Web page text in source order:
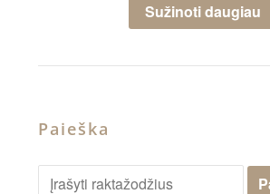
Sužinoti daugiau
Paieška